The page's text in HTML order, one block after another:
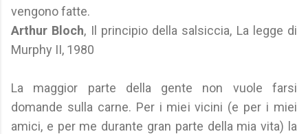
vengono fatte.
Arthur Bloch, Il principio della salsiccia, La legge di
Murphy II, 1980
La maggior parte della gente non vuole farsi
domande sulla carne. Per i miei vicini (e per i miei
amici, e per me durante gran parte della mia vita) la